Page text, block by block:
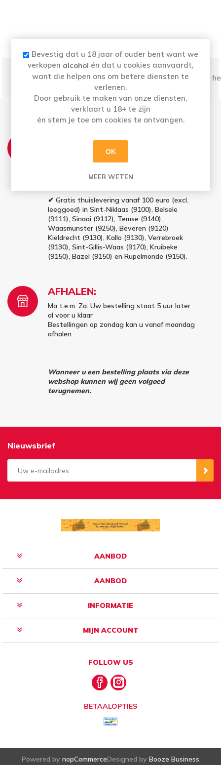
De iconische herbruikbare fles van
THUISLEVERING:
Ma t.e.m. Vrij: Vóór 16u besteld = morgen in
16u) worden maandag geleverd
✔ Gratis thuislevering vanaf 100 euro (excl.
leeggoed) in Sint-Niklaas (9100), Belsele
(9111), Sinaai (9112), Temse (9140),
Waasmunster (9250), Beveren (9120)
Kieldrecht (9130), Kallo (9130), Verrebroek
(9130), Sint-Gillis-Waas (9170), Kruibeke
(9150), Bazel (9150) en Rupelmonde (9150).
AFHALEN:
Ma t.e.m. Za: Uw bestelling staat 5 uur later
al voor u klaar
Bestellingen op zondag kan u vanaf maandag
afhalen
Wanneer u een bestelling plaats via deze
webshop kunnen wij geen volgoed
terugnemen.
Nieuwsbrief
AANBOD
AANBOD
INFORMATIE
MIJN ACCOUNT
FOLLOW US
BETAALOPTIES
Powered by nopCommerceDesigned by Booze Business
Bevestig dat u 18 jaar of ouder bent want we
verkopen alcohol én dat u cookies aanvaardt,
want die helpen ons om betere diensten te
verlenen.
Door gebruik te maken van onze diensten,
verklaart u 18+ te zijn
én stem je toe om cookies te ontvangen.
OK
MEER WETEN